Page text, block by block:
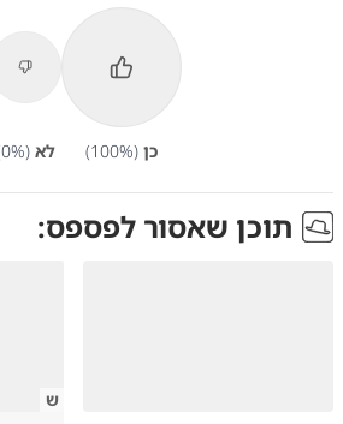
כן (
100%) לא (
0%)
תוכן שאסור לפספס:
ש